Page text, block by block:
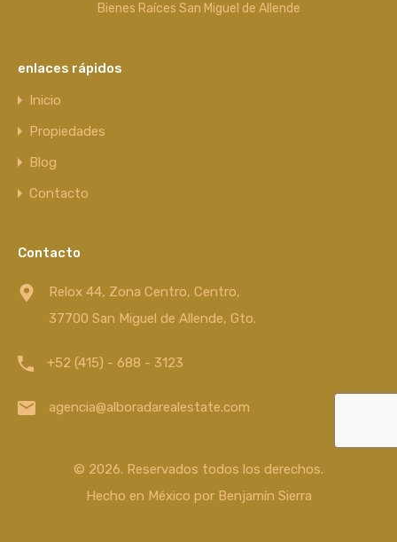
Bienes Raíces San Miguel de Allende
enlaces rápidos
Inicio
Propiedades
Blog
Contacto
Contacto
Relox 44, Zona Centro, Centro,
37700 San Miguel de Allende, Gto.
+52 (415) - 688 - 3123
agencia@alboradarealestate.com
© 2026. Reservados todos los derechos.
Hecho en México por Benjamín Sierra